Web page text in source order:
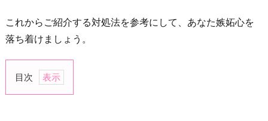
これからご紹介する対処法を参考にして、あなた嫉妬心を
落ち着けましょう。
目次
1.